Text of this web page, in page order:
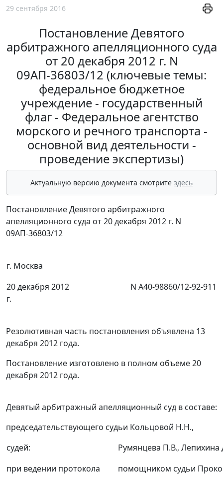
29 сентября 2016
Постановление Девятого
арбитражного апелляционного суда
от 20 декабря 2012 г. N
09АП-36803/12 (ключевые темы:
федеральное бюджетное
учреждение - государственный
флаг - Федеральное агентство
морского и речного транспорта -
основной вид деятельности -
проведение экспертизы)
Актуальную версию документа смотрите здесь
Постановление Девятого арбитражного
апелляционного суда от 20 декабря 2012 г. N
09АП-36803/12
г. Москва
20 декабря 2012
г.
N А40-98860/12-92-911
Резолютивная часть постановления объявлена 13
декабря 2012 года.
Постановление изготовлено в полном объеме 20
декабря 2012 года.
Девятый арбитражный апелляционный суд в составе:
председательствующего судьи Кольцовой Н.Н.,
судей:
Румянцева П.В., Лепихина
при ведении протокола
помощником судьи